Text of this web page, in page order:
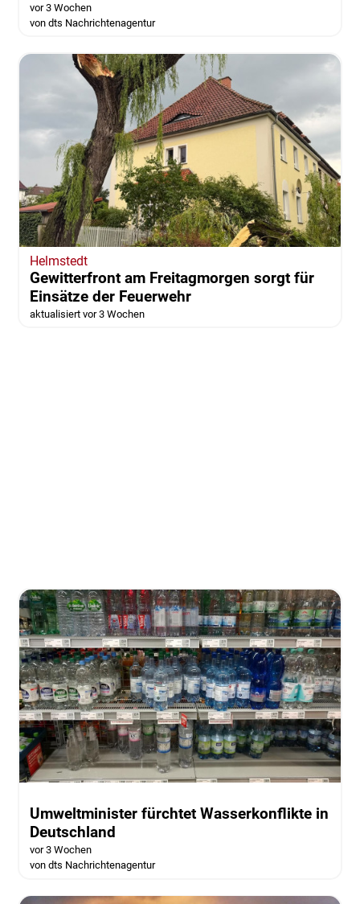
vor 3 Wochen
von dts Nachrichtenagentur
Helmstedt
Gewitterfront am Freitagmorgen sorgt für
Einsätze der Feuerwehr
aktualisiert vor 3 Wochen
Umweltminister fürchtet Wasserkonflikte in
Deutschland
vor 3 Wochen
von dts Nachrichtenagentur